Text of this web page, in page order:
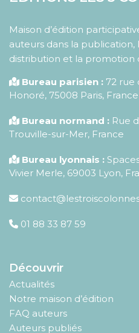
Maison d’édition
auteurs dans la publication,
distribution et la promotion
Bureau parisien : 72 rue
Honoré, 75008 Paris, France
Bureau normand : Rue
Trouville-sur-Mer, France
Bureau lyonnais :
Vivier Merle, 69003 Lyon,
01 88 33 87 59
Découvrir
Actualités
Notre maison d’édition
FAQ auteurs
Auteurs publiés